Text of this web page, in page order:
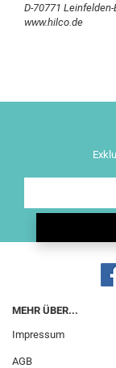
D-70771
www.hilco.de
MEHR ÜBER...
Impressum
AGB